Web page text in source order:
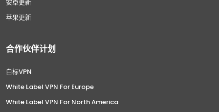
安卓更新
苹果更新
合作伙伴计划
白标VPN
White Label VPN For Europe
White Label VPN For North America